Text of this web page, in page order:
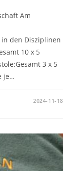
Am
den Disziplinen
10 x 5
3 x 5
je…
2024-11-18